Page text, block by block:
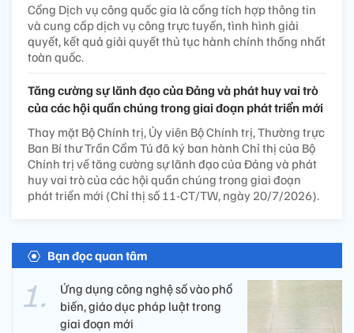
Cổng Dịch vụ công quốc gia là cổng tích hợp thông tin
và cung cấp dịch vụ công trực tuyến, tình hình giải
quyết, kết quả giải quyết thủ tục hành chính thống nhất
toàn quốc.
Tăng cường sự lãnh đạo của Đảng và phát huy vai trò
của các hội quần chúng trong giai đoạn phát triển mới
Thay mặt Bộ Chính trị, Ủy viên Bộ Chính trị, Thường trực
Ban Bí thư Trần Cẩm Tú đã ký ban hành Chỉ thị của Bộ
Chính trị về tăng cường sự lãnh đạo của Đảng và phát
huy vai trò của các hội quần chúng trong giai đoạn
phát triển mới (Chỉ thị số 11-CT/TW, ngày 20/7/2026).
Bạn đọc quan tâm
Ứng dụng công nghệ số vào phổ
biến, giáo dục pháp luật trong
giai đoạn mới